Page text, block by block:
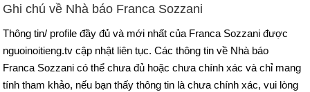
Ghi chú về Nhà báo Franca Sozzani
Thông tin/ profile đầy đủ và mới nhất của Franca Sozzani được
nguoinoitieng.tv cập nhật liên tục. Các thông tin về Nhà báo
Franca Sozzani có thể chưa đủ hoặc chưa chính xác và chỉ mang
tính tham khảo, nếu bạn thấy thông tin là chưa chính xác, vui lòng